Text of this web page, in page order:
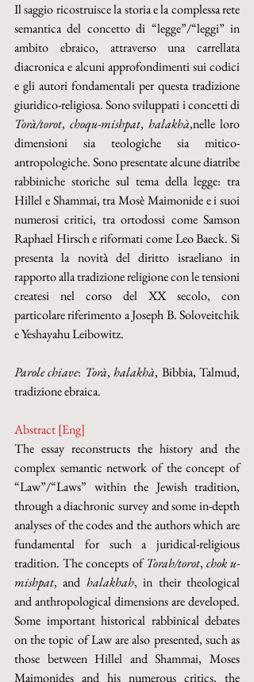
Il saggio ricostruisce la storia e la complessa rete
semantica del concetto di “legge”/“leggi” in
ambito ebraico, attraverso una carrellata
diacronica e alcuni approfondimenti sui codici
e gli autori fondamentali per questa tradizione
Torà/torot, choqu-mishpat, halakhà,nelle loro
dimensioni sia teologiche sia mitico-
antropologiche. Sono presentate alcune diatribe
rabbiniche storiche sul tema della legge: tra
Hillel e Shammai, tra Mosè Maimonide e i suoi
numerosi critici, tra ortodossi come Samson
Raphael Hirsch e riformati come Leo Baeck. Si
presenta la novità del diritto israeliano in
rapporto alla tradizione religione con le tensioni
createsi nel corso del XX secolo, con
particolare riferimento a Joseph B. Soloveitchik
e Yeshayahu Leibowitz.
Parole chiave: Torà, halakhà, Bibbia, Talmud,
tradizione ebraica.
Abstract [Eng]
The essay reconstructs the history and the
complex semantic network of the concept of
“Law”/“Laws” within the Jewish tradition,
through a diachronic survey and some in-depth
analyses of the codes and the authors which are
fundamental for such a juridical-religious
tradition. The concepts of Torah/torot, chok u-
mishpat, and halakhah, in their theological
and anthropological dimensions are developed.
Some important historical rabbinical debates
on the topic of Law are also presented, such as
those between Hillel and Shammai, Moses
Maimonides and his numerous critics, the